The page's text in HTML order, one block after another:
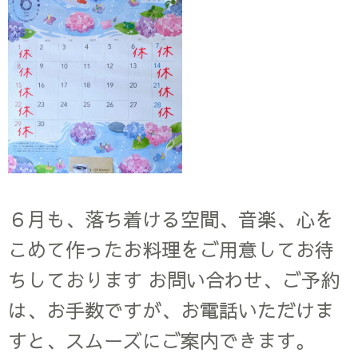
６月も、落ち着ける空間、音楽、心を
こめて作ったお料理をご用意してお待
ちしております お問い合わせ、ご予約
は、お手数ですが、お電話いただけま
すと、スムーズにご案内できます。